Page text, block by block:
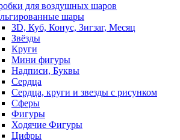
для воздушных шаров
шары
3D, Куб, Конус, Зигзаг, Месяц
Звёзды
Круги
Мини фигуры
Надписи, Буквы
Сердца
Сердца, круги и звезды с рисунком
Сферы
Фигуры
Ходячие Фигуры
Цифры